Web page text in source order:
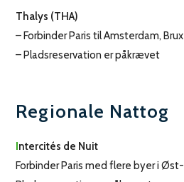
Thalys (THA)
– Forbinder Paris til Amsterdam,
– Pladsreservation er påkrævet
Regionale Nattog
Intercités de Nuit
Forbinder Paris med flere byer i